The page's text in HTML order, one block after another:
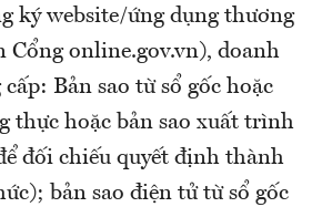
ký website/ứng dụng thương
Cổng online.gov.vn), doanh
Bản sao từ sổ gốc hoặc
thực hoặc bản sao xuất trình
đối chiếu quyết định thành
bản sao điện tử từ sổ gốc